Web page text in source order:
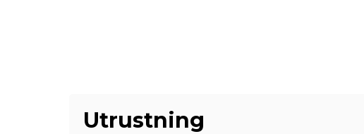
Utrustning